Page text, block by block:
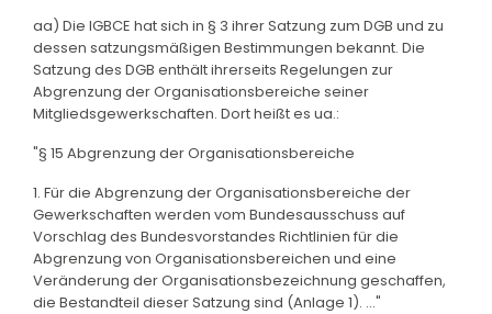
aa) Die IGBCE hat sich in § 3 ihrer Satzung zum DGB und zu
dessen satzungsmäßigen Bestimmungen bekannt. Die
Satzung des DGB enthält ihrerseits Regelungen zur
Abgrenzung der Organisationsbereiche seiner
Mitgliedsgewerkschaften. Dort heißt es ua.:
"§ 15 Abgrenzung der Organisationsbereiche
1. Für die Abgrenzung der Organisationsbereiche der
Gewerkschaften werden vom Bundesausschuss auf
Vorschlag des Bundesvorstandes Richtlinien für die
Abgrenzung von Organisationsbereichen und eine
Veränderung der Organisationsbezeichnung geschaffen,
die Bestandteil dieser Satzung sind (Anlage 1). ..."